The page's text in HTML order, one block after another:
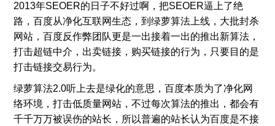
2013年SEOER的日子不好过啊，把SEOER逼上了绝
路，百度从净化互联网生态，到绿萝算法上线，大批封杀
网站，百度反作弊团队更是一出接着一出的推出新算法，
打击超链中介，出卖链接，购买链接的行为，只要目的是
打击链接交易行为。
绿萝算法2.0听上去是绿化的意思，百度本质为了净化网
络环境，打击低质量网站，不过每次算法的推出，都会有
千千万万被误伤的站长，所以普遍的站长认为百度是不接